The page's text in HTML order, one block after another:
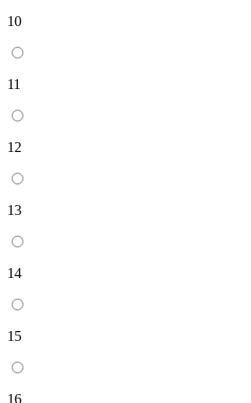
10
11
12
13
14
15
16